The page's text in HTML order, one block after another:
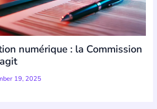
numérique : la Commission
19, 2025